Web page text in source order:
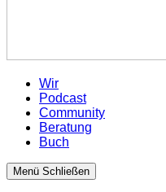
Wir
Podcast
Community
Beratung
Buch
Menü Schließen